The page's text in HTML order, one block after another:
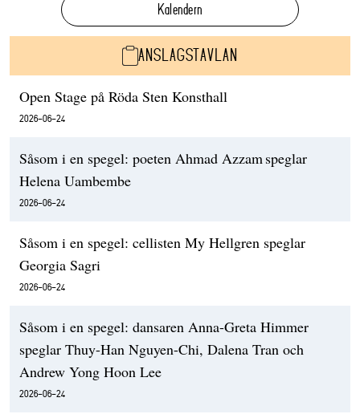
Kalendern
ANSLAGSTAVLAN
Open Stage på Röda Sten Konsthall
2026-06-24
Såsom i en spegel: poeten Ahmad Azzam speglar
Helena Uambembe
2026-06-24
Såsom i en spegel: cellisten My Hellgren speglar
Georgia Sagri
2026-06-24
Såsom i en spegel: dansaren Anna-Greta Himmer
speglar Thuy-Han Nguyen-Chi, Dalena Tran och
Andrew Yong Hoon Lee
2026-06-24